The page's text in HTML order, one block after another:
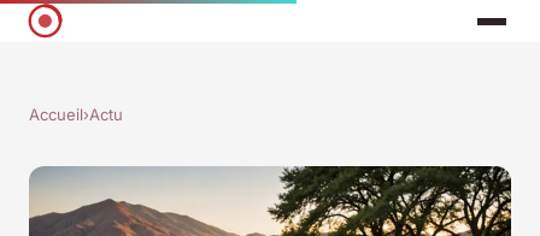
Accueil›Actu